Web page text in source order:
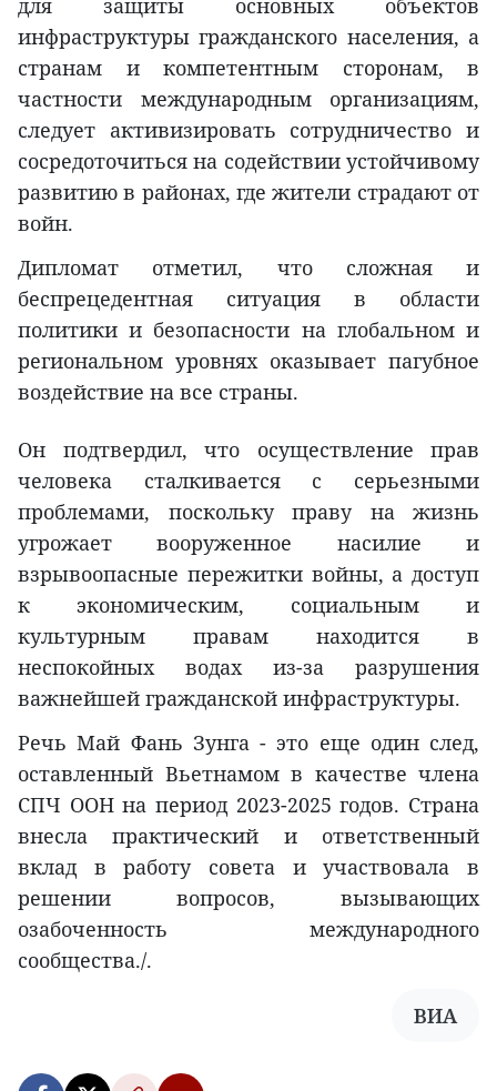
для защиты основных объектов
инфраструктуры гражданского населения, а
странам и компетентным сторонам, в
частности международным организациям,
следует активизировать сотрудничество и
сосредоточиться на содействии устойчивому
развитию в районах, где жители страдают от
войн.
Дипломат отметил, что сложная и
беспрецедентная ситуация в области
политики и безопасности на глобальном и
региональном уровнях оказывает пагубное
воздействие на все страны.
Он подтвердил, что осуществление прав
человека сталкивается с серьезными
проблемами, поскольку праву на жизнь
угрожает вооруженное насилие и
взрывоопасные пережитки войны, а доступ
к экономическим, социальным и
культурным правам находится в
неспокойных водах из-за разрушения
важнейшей гражданской инфраструктуры.
Речь Май Фань Зунга - это еще один след,
оставленный Вьетнамом в качестве члена
СПЧ ООН на период 2023-2025 годов. Страна
внесла практический и ответственный
вклад в работу совета и участвовала в
решении вопросов, вызывающих
озабоченность международного
сообщества./.
ВИА